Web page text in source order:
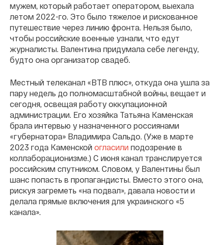
мужем, который работает оператором, выехала
летом 2022-го. Это было тяжелое и рискованное
путешествие через линию фронта. Нельзя было,
чтобы российские военные узнали, что едут
журналисты. Валентина придумала себе легенду,
будто она организатор свадеб.
Местный телеканал «ВТВ плюс», откуда она ушла за
пару недель до полномасштабной войны, вещает и
сегодня, освещая работу оккупационной
администрации. Его хозяйка Татьяна Каменская
брала интервью у назначенного россиянами
«губернатора» Владимира Сальдо. (Уже в марте
2023 года Каменской огласили подозрение в
коллаборационизме.) С июня канал транслируется
российским спутником. Словом, у Валентины был
шанс попасть в пропагандисты. Вместо этого она,
рискуя загреметь «на подвал», давала новости и
делала прямые включения для украинского «5
канала».